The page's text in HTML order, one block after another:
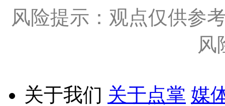
风险提示：观点仅供参
风
关于我们 关于点掌 媒